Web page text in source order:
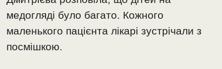
медогляді було багато. Кожного
маленького пацієнта лікарі зустрічали з
посмішкою.